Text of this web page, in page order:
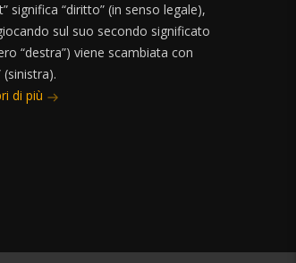
significa “diritto” (in senso legale),
sul suo secondo significato
“destra”) viene scambiata con
(sinistra).
di più